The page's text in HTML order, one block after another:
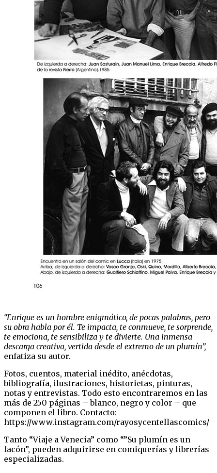
“Enrique es un hombre enigmático, de pocas palabras, pero
su obra habla por él. Te impacta, te conmueve, te sorprende,
te emociona, te sensibiliza y te divierte. Una inmensa
descarga creativa, vertida desde el extremo de un plumín”,
enfatiza su autor.
Fotos, cuentos, material inédito, anécdotas,
bibliografía, ilustraciones, historietas, pinturas,
notas y entrevistas. Todo esto encontraremos en las
más de 250 páginas – blanco, negro y color – que
componen el libro. Contacto:
https://www.instagram.com/rayosycentellascomics/
Tanto “Viaje a Venecia” como “”Su plumín es un
facón”, pueden adquirirse en comiquerías y librerías
especializadas.